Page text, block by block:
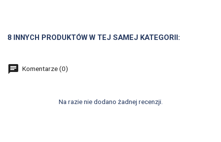
8 INNYCH PRODUKTÓW W TEJ SAMEJ KATEGORII:
Komentarze (0)
Na razie nie dodano żadnej recenzji.